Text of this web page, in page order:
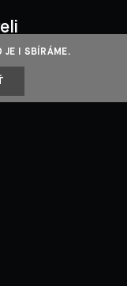
JE I SBÍRÁME.